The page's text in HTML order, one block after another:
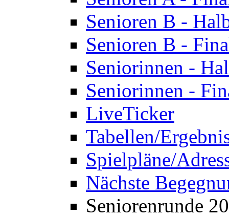
Senioren B -
Senioren B -
Seniorinnen -
Seniorinnen -
LiveTicker
Tabellen/
Spielpläne/
Nächste
Seniorenrunde